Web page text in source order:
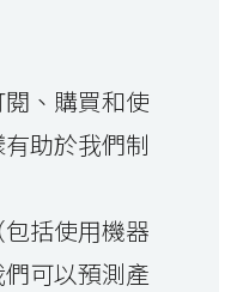
、購買和使
助於我們制
括使用機器
可以預測產